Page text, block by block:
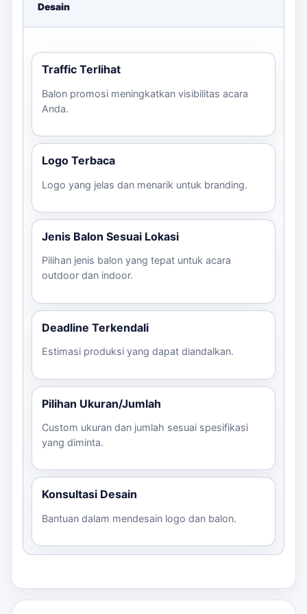
Untuk mendapatkan estimasi harga yang lebih akurat
dan mendiskusikan desain, Anda dapat menghubungi
untuk Anda dalam memilih balon yang tepat untuk
festival Anda di Bekasi.
Desain
Traffic Terlihat
Balon promosi meningkatkan visibilitas acara
Anda.
Logo Terbaca
Logo yang jelas dan menarik untuk branding.
Jenis Balon Sesuai Lokasi
Pilihan jenis balon yang tepat untuk acara
outdoor dan indoor.
Deadline Terkendali
Estimasi produksi yang dapat diandalkan.
Pilihan Ukuran/Jumlah
Custom ukuran dan jumlah sesuai spesifikasi
yang diminta.
Konsultasi Desain
Bantuan dalam mendesain logo dan balon.